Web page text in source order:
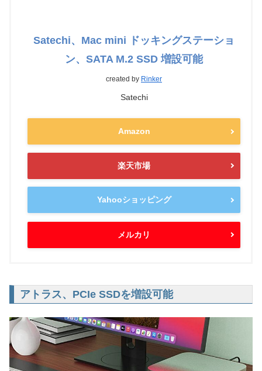
Satechi、Mac mini ドッキングステーショ
ン、SATA M.2 SSD 増設可能
created by Rinker
Satechi
Amazon
楽天市場
Yahooショッピング
メルカリ
アトラス、PCIe SSDを増設可能